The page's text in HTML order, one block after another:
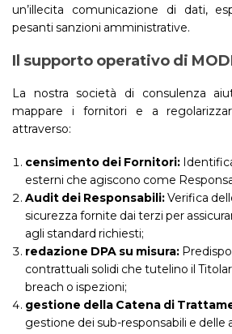
un’illecita comunicazione di dati,
pesanti sanzioni amministrative.
Il supporto operativo di
La nostra società di consulenza
mappare i fornitori e a
attraverso:
censimento dei Fornitori:
esterni che agiscono come
Audit dei Responsabili:Verifica
sicurezza fornite dai terzi per
agli standard richiesti;
redazione DPA su misura:
contrattuali solidi che tutelino il
breach o ispezioni;
gestione della Catena di
gestione dei sub-responsabili e delle